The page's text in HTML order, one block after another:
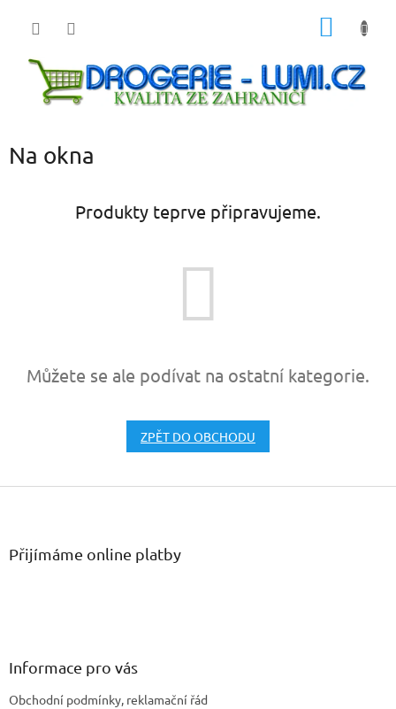
Na okna
Produkty teprve připravujeme.
Můžete se ale podívat na ostatní kategorie.
ZPĚT DO OBCHODU
Přijímáme online platby
Informace pro vás
Obchodní podmínky, reklamační řád